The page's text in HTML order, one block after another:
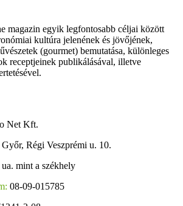
magazin egyik legfontosabb céljai között
kultúra jelenének és jövőjének,
(gourmet) bemutatása, különleges
receptjeinek publikálásával, illetve
Net Kft.
Régi Veszprémi u. 10.
ua. mint a székhely
08-09-015785